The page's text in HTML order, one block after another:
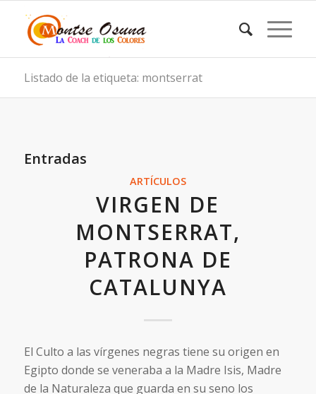
Listado de la etiqueta: montserrat
Entradas
ARTÍCULOS
VIRGEN DE
MONTSERRAT,
PATRONA DE
CATALUNYA
El Culto a las vírgenes negras tiene su origen en
Egipto donde se veneraba a la Madre Isis, Madre
de la Naturaleza que guarda en su seno los